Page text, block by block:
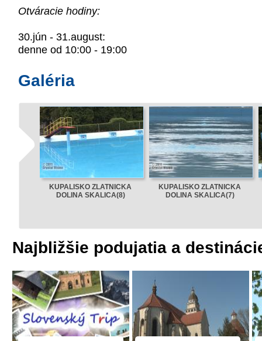
Otváracie hodiny:
30.jún - 31.august:
denne od 10:00 - 19:00
Galéria
KUPALISKO ZLATNICKA
DOLINA SKALICA(8)
KUPALISKO ZLATNICKA
DOLINA SKALICA(7)
Najbližšie podujatia a